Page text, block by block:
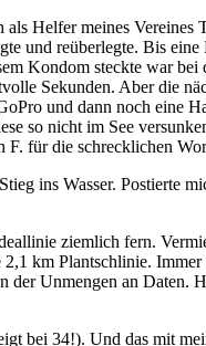
Helfer meines
und reüberlegte. Bis
Kondom steckte war
Sekunden. Aber die
und dann noch eine
so nicht im See
für die schrecklichen
ins Wasser. Postierte
ziemlich fern.
km Plantschlinie.
Unmengen an Daten.
bei 34!). Und das mit